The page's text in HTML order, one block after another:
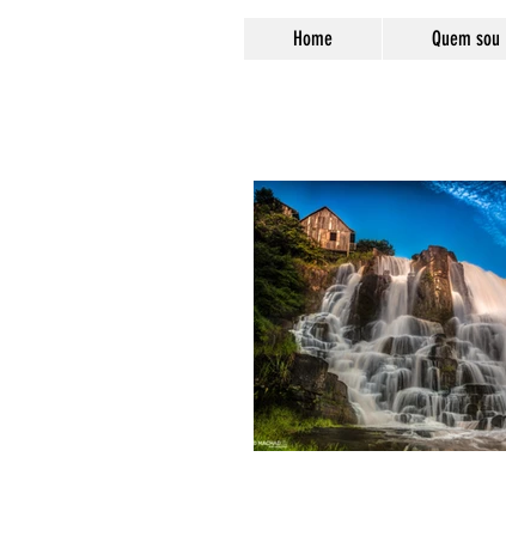
Home Quem sou